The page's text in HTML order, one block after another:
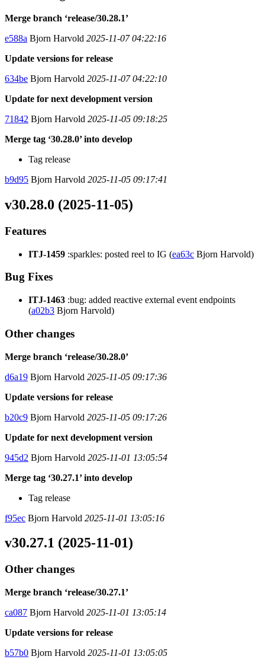
Merge branch ‘release/30.28.1’
e588a Bjorn Harvold 2025-11-07 04:22:16
Update versions for release
634be Bjorn Harvold 2025-11-07 04:22:10
Update for next development version
71842 Bjorn Harvold 2025-11-05 09:18:25
Merge tag ‘30.28.0’ into develop
Tag release
b9d95 Bjorn Harvold 2025-11-05 09:17:41
v30.28.0 (2025-11-05)
Features
ITJ-1459 :sparkles: posted reel to IG (ea63c Bjorn Harvold)
Bug Fixes
ITJ-1463 :bug: added reactive external event endpoints
(a02b3 Bjorn Harvold)
Other changes
Merge branch ‘release/30.28.0’
d6a19 Bjorn Harvold 2025-11-05 09:17:36
Update versions for release
b20c9 Bjorn Harvold 2025-11-05 09:17:26
Update for next development version
945d2 Bjorn Harvold 2025-11-01 13:05:54
Merge tag ‘30.27.1’ into develop
Tag release
f95ec Bjorn Harvold 2025-11-01 13:05:16
v30.27.1 (2025-11-01)
Other changes
Merge branch ‘release/30.27.1’
ca087 Bjorn Harvold 2025-11-01 13:05:14
Update versions for release
b57b0 Bjorn Harvold 2025-11-01 13:05:05